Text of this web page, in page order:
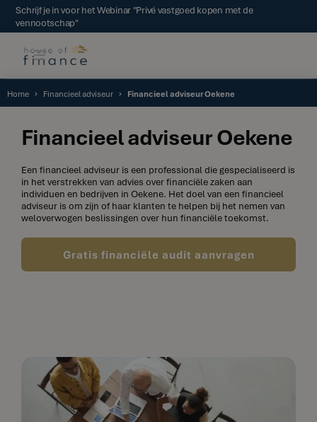
Schrijf je in voor het Webinar "Privé vastgoed kopen met de
vennootschap"
Home Financieel adviseur Financieel adviseur Oekene
Financieel adviseur Oekene
Een financieel adviseur is een professional die gespecialiseerd is
in het verstrekken van advies over financiële zaken aan
individuen en bedrijven in Oekene. Het doel van een financieel
adviseur is om zijn of haar klanten te helpen bij het nemen van
weloverwogen beslissingen over hun financiële toekomst.
Gratis financiële audit aanvragen